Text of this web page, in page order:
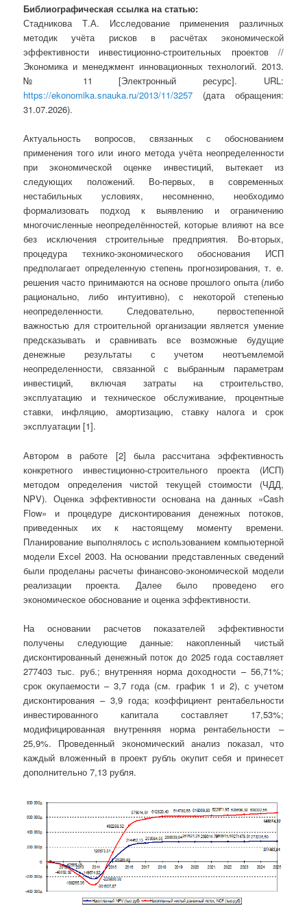
Библиографическая ссылка на статью:
Стадникова Т.А. Исследование применения различных
методик учёта рисков в расчётах экономической
эффективности инвестиционно-строительных проектов //
Экономика и менеджмент инновационных технологий. 2013.
№ 11 [Электронный ресурс]. URL:
https://ekonomika.snauka.ru/2013/11/3257 (дата обращения:
31.07.2026).
Актуальность вопросов, связанных с обоснованием
применения того или иного метода учёта неопределенности
при экономической оценке инвестиций, вытекает из
следующих положений. Во-первых, в современных
нестабильных условиях, несомненно, необходимо
формализовать подход к выявлению и ограничению
многочисленные неопределённостей, которые влияют на все
без исключения строительные предприятия. Во-вторых,
процедура технико-экономического обоснования ИСП
предполагает определенную степень прогнозирования, т. е.
решения часто принимаются на основе прошлого опыта (либо
рационально, либо интуитивно), с некоторой степенью
неопределенности. Следовательно, первостепенной
важностью для строительной организации является умение
предсказывать и сравнивать все возможные будущие
денежные результаты с учетом неотъемлемой
неопределенности, связанной с выбранным параметрам
инвестиций, включая затраты на строительство,
эксплуатацию и техническое обслуживание, процентные
ставки, инфляцию, амортизацию, ставку налога и срок
эксплуатации[1].
Автором в работе [2] была рассчитана эффективность
конкретного инвестиционно-строительного проекта (ИСП)
методом определения чистой текущей стоимости (ЧДД,
NPV). Оценка эффективности основана на данных «Cash
Flow» и процедуре дисконтирования денежных потоков,
приведенных их к настоящему моменту времени.
Планирование выполнялось с использованием компьютерной
модели Excel 2003. На основании представленных сведений
были проделаны расчеты финансово-экономической модели
реализации проекта. Далее было проведено его
экономическое обоснование и оценка эффективности.
На основании расчетов показателей эффективности
получены следующие данные: накопленный чистый
дисконтированный денежный поток до 2025 года составляет
277403 тыс. руб.; внутренняя норма доходности – 56,71%;
срок окупаемости – 3,7 года (см. график 1 и 2), с учетом
дисконтирования – 3,9 года; коэффициент рентабельности
инвестированного капитала составляет 17,53%;
модифицированная внутренняя норма рентабельности –
25,9%. Проведенный экономический анализ показал, что
каждый вложенный в проект рубль окупит себя и принесет
дополнительно 7,13 рубля.